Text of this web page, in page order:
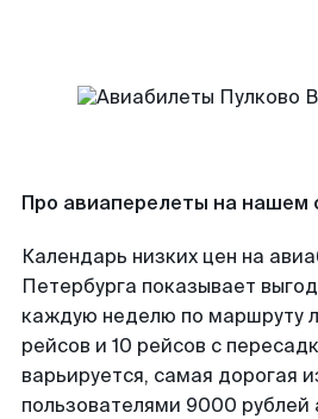
Про авиаперелеты на нашем
Календарь низких цен на
Петербурга показывает
каждую неделю по маршруту
рейсов и 10 рейсов с
варьируется, самая дорогая
пользователями 9000